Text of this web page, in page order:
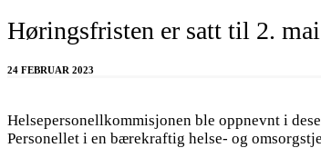
Høringsfristen er satt til 2.
24 FEBRUAR 2023
Helsepersonellkommisjonen ble oppnevnt i
Personellet i en bærekraftig helse- og